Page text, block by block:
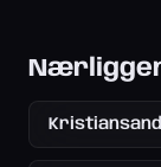
Kristiansand